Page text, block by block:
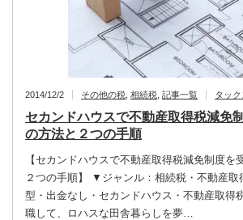
2014/12/2 その他の税 相続税 記事一覧 タッ
セカンドハウスで不動産取得税減免
の方法と２つの手順
【セカンドハウスで不動産取得税減免制度を
２つの手順】 ▼ジャンル：相続税・不動産
型・出金なし・セカンドハウス・不動産取得
職して、ロハスな田舎暮らしを夢…